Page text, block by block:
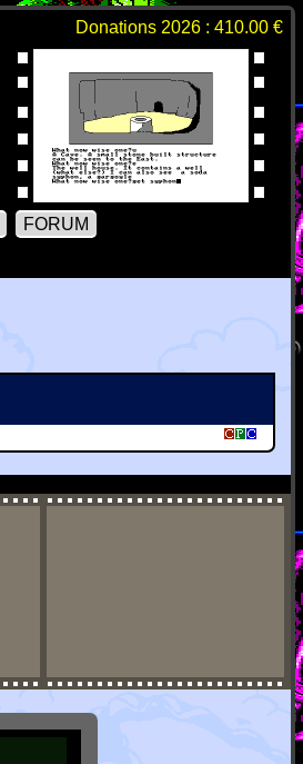
Donations 2026 : 410.00 €
FORUM